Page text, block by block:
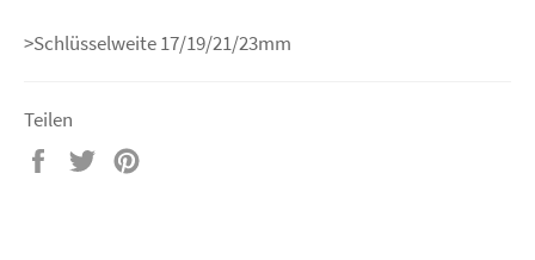
>Schlüsselweite 17/19/21/23mm
Teilen
Auf
Auf